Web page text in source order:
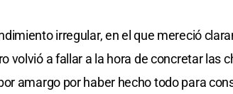
irregular, en el que mereció
volvió a fallar a la hora de concretar las
amargo por haber hecho todo para